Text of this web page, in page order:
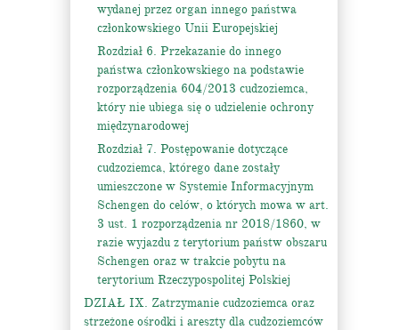
wydanej przez organ innego państwa
członkowskiego Unii Europejskiej
Rozdział 6. Przekazanie do innego
państwa członkowskiego na podstawie
rozporządzenia 604/2013 cudzoziemca,
który nie ubiega się o udzielenie ochrony
międzynarodowej
Rozdział 7. Postępowanie dotyczące
cudzoziemca, którego dane zostały
umieszczone w Systemie Informacyjnym
Schengen do celów, o których mowa w art.
3 ust. 1 rozporządzenia nr 2018/1860, w
razie wyjazdu z terytorium państw obszaru
Schengen oraz w trakcie pobytu na
terytorium Rzeczypospolitej Polskiej
DZIAŁ IX. Zatrzymanie cudzoziemca oraz
strzeżone ośrodki i areszty dla cudzoziemców